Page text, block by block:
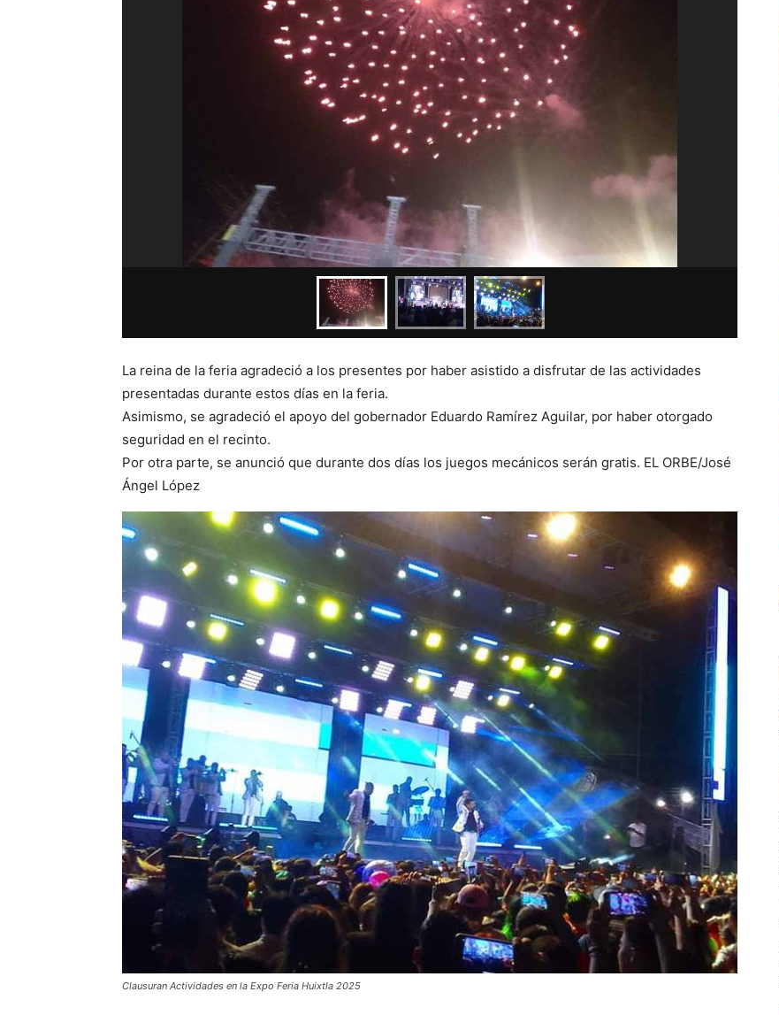
La reina de la feria agradeció a los presentes por haber asistido a disfrutar de las actividades
presentadas durante estos días en la feria.
Asimismo, se agradeció el apoyo del gobernador Eduardo Ramírez Aguilar, por haber otorgado
seguridad en el recinto.
Por otra parte, se anunció que durante dos días los juegos mecánicos serán gratis. EL ORBE/José
Ángel López
Clausuran Actividades en la Expo Feria Huixtla 2025